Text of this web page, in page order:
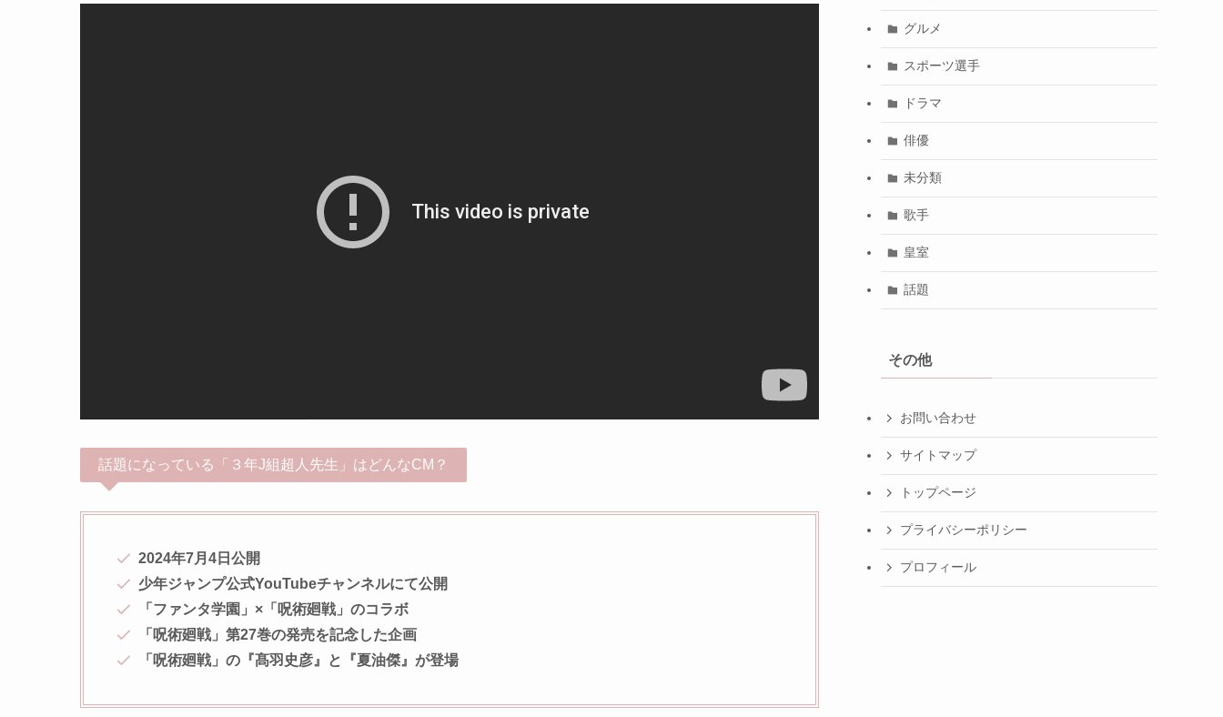
話題になっている「３年J組超人先生」はどんなCM？
2024年7月4日公開
少年ジャンプ公式YouTubeチャンネルにて公開
「ファンタ学園」×「呪術廻戦」のコラボ
「呪術廻戦」第27巻の発売を記念した企画
「呪術廻戦」の『髙羽史彦』と『夏油傑』が登場
グルメ
スポーツ選手
ドラマ
俳優
未分類
歌手
皇室
話題
その他
お問い合わせ
サイトマップ
トップページ
プライバシーポリシー
プロフィール